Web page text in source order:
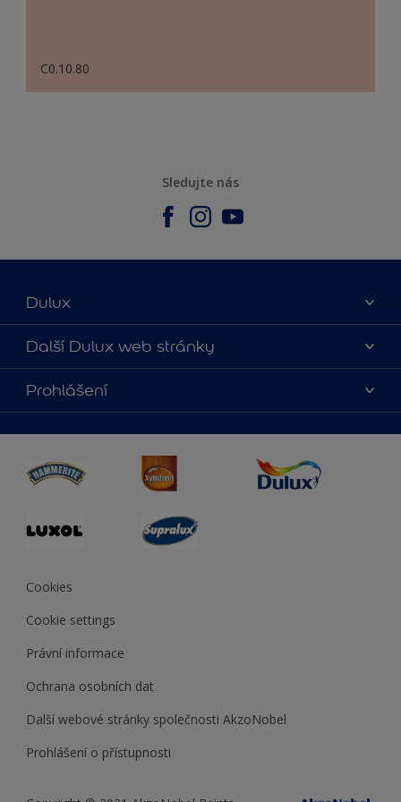
C0.10.80
Sledujte nás
Dulux
O nás
Kontaktujte nás
Najít obchod
Další Dulux web stránky
duluxmalir.cz
duluxmaliar.sk
duluxprodejnabarev.cz
duluxpredajnafarieb.sk
Prohlášení
Cookies
Cookie settings
Právní informace
Ochrana osobních dat
Další webové stránky společnosti AkzoNobel
Prohlášení o přístupnosti